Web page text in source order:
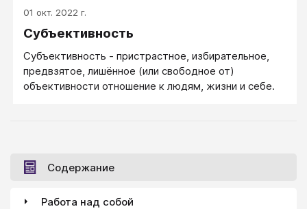
поведение такого человека уместно и адекватно.
Если же шаблон ограниченный, упрощенный или
жизнью бедной и реагирует мало адекватно.
01 окт. 2022 г.
Субъективность
Субъективность - пристрастное, избирательное,
предвзятое, лишённое (или свободное от)
объективности отношение к людям, жизни и себе.
Содержание
Работа над собой